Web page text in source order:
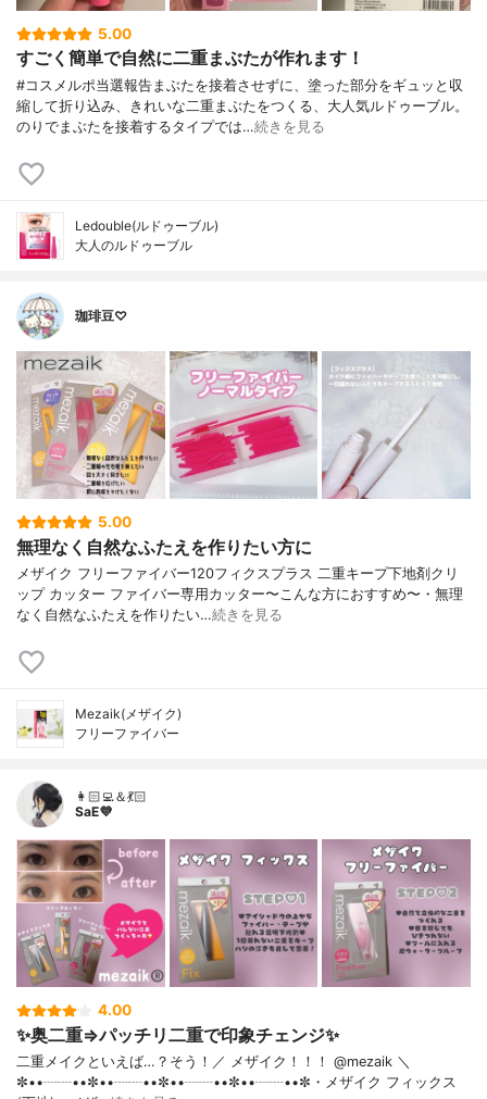
5.00
すごく簡単で自然に二重まぶたが作れます！
#コスメルポ当選報告まぶたを接着させずに、塗った部分をギュッと収
縮して折り込み、きれいな二重まぶたをつくる、大人気ルドゥーブル。
のりでまぶたを接着するタイプでは…続きを見る
Ledouble(ルドゥーブル)
大人のルドゥーブル
珈琲豆♡
5.00
無理なく自然なふたえを作りたい方に
メザイク フリーファイバー120フィクスプラス 二重キープ下地剤クリ
ップ カッター ファイバー専用カッター〜こんな方におすすめ〜・無理
なく自然なふたえを作りたい…続きを見る
Mezaik(メザイク)
フリーファイバー
👩🏻‍💻＆💃🏻
SaE💜
4.00
✨奥二重⇒パッチリ二重で印象チェンジ✨
二重メイクといえば…？そう！／ メザイク！！！ @mezaik ＼
✼••┈┈••✼••┈┈••✼••┈┈••✼••┈┈••✼・メザイク フィックス